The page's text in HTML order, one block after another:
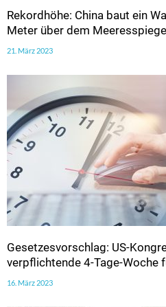
Rekordhöhe: China baut ein
Meter über dem
21. März 2023
Gesetzesvorschlag: US-
verpflichtende 4-Tage-Woche
16. März 2023